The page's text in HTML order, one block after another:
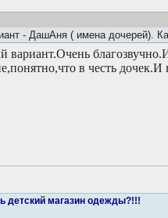
- ДашАня ( имена дочерей).
вариант.Очень
в честь дочек.И
детский магазин одежды?!!!